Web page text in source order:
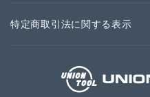
特定商取引法に関する表示